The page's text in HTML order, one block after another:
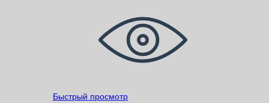
Быстрый просмотр